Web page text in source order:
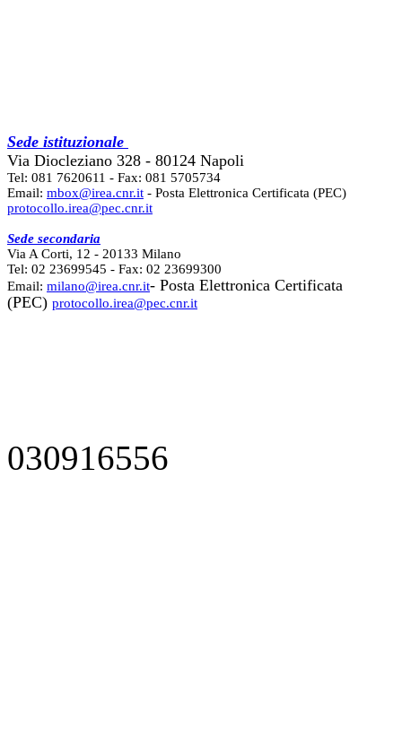
Sede istituzionale
Via Diocleziano 328 - 80124 Napoli
Tel: 081 7620611 - Fax: 081 5705734
Email: mbox@irea.cnr.it - Posta Elettronica Certificata (PEC)
protocollo.irea@pec.cnr.it
Sede secondaria
Via A Corti, 12 - 20133 Milano
Tel: 02 23699545 - Fax: 02 23699300
Email: milano@irea.cnr.it- Posta Elettronica Certificata
(PEC) protocollo.irea@pec.cnr.it
030916556